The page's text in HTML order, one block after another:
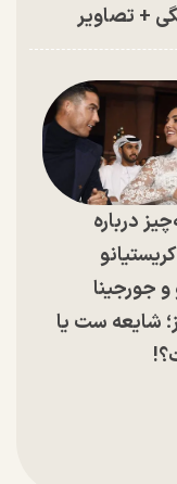
درباره
و جورجینا
شایعه ست یا